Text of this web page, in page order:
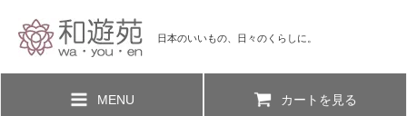
日本のいいもの、日々のくらしに。
MENU カートを見る